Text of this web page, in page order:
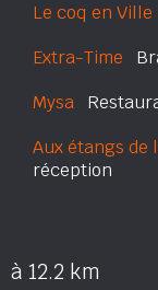
Le coq en Ville
Extra-Time
Mysa
Aux étangs de
réception
à 12.2 km